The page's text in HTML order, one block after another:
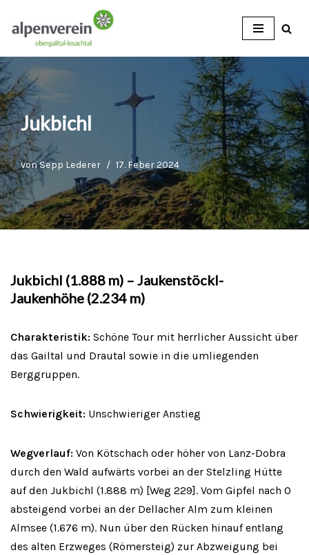
Zum
Inhalt
Jukbichl
vonSepp Lederer 17. Feber 2024
Jukbichl (1.888 m) – Jaukenstöckl-
Jaukenhöhe (2.234 m)
Charakteristik: Schöne Tour mit herrlicher Aussicht über
das Gailtal und Drautal sowie in die umliegenden
Berggruppen.
Schwierigkeit: Unschwieriger Anstieg
Wegverlauf: Von Kötschach oder höher von Lanz-Dobra
durch den Wald aufwärts vorbei an der Stelzling Hütte
auf den Jukbichl (1.888 m) [Weg 229]. Vom Gipfel nach O
absteigend vorbei an der Dellacher Alm zum kleinen
Almsee (1.676 m). Nun über den Rücken hinauf entlang
des alten Erzweges (Römersteig) zur Abzweigung bei